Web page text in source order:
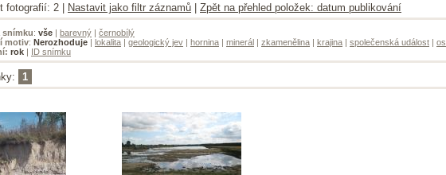
fotografií: 2 | Nastavit jako filtr záznamů Zpět na přehled položek: datum publikování
snímku: vše | barevný | černobílý
motiv: Nerozhoduje | lokalita | geologický jev | hornina | minerál | zkamenělina | krajina | společenská událost |
rok | ID snímku
1